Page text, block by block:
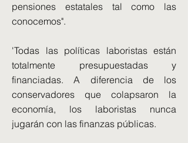
pensiones estatales tal como las
conocemos".
'Todas las políticas laboristas están
totalmente presupuestadas y
financiadas. A diferencia de los
conservadores que colapsaron la
economía, los laboristas nunca
jugarán con las finanzas públicas.